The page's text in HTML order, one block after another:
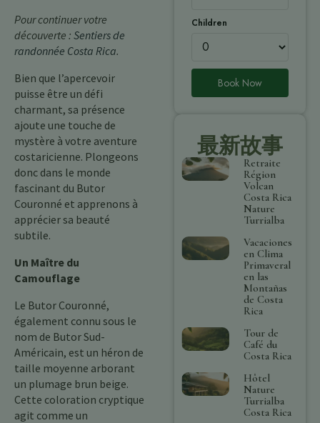
Pour continuer votre
découverte : Sentiers de
randonnée Costa Rica.
Bien que l’apercevoir
puisse être un défi
charmant, sa présence
ajoute une touche de
mystère à votre aventure
costaricienne. Plongeons
donc dans le monde
fascinant du Butor
Couronné et apprenons à
apprécier sa beauté
subtile.
Un Maître du
Camouflage
Le Butor Couronné,
également connu sous le
nom de Butor Sud-
Américain, est un héron de
taille moyenne arborant
un plumage brun beige.
Cette coloration cryptique
agit comme un
Children
Book Now
最新故事
Retraite
Région
Volcan
Costa Rica
Nature
Turrialba
Vacaciones
en Clima
Primaveral
en las
Montañas
de Costa
Rica
Tour de
Café du
Costa Rica
Hôtel
Nature
Turrialba
Costa Rica